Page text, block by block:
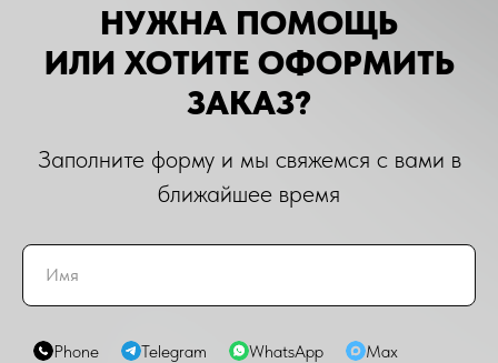
НУЖНА ПОМОЩЬ
ИЛИ ХОТИТЕ ОФОРМИТЬ
ЗАКАЗ?
Заполните форму и мы свяжемся с вами в
ближайшее время
Phone Telegram WhatsApp Max